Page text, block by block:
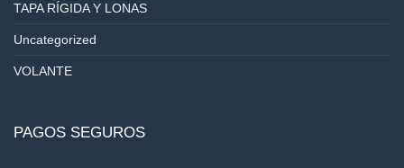
TAPA RÍGIDA Y LONAS
Uncategorized
VOLANTE
PAGOS SEGUROS